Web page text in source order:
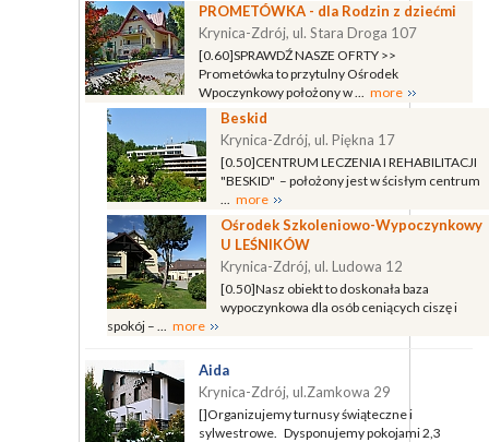
PROMETÓWKA - dla Rodzin z dziećmi
Krynica-Zdrój, ul. Stara Droga 107
[0.60]SPRAWDŹ NASZE OFRTY >>
Prometówka to przytulny Ośrodek
Wpoczynkowy położony w ...
more
Beskid
Krynica-Zdrój, ul. Piękna 17
[0.50]CENTRUM LECZENIA I REHABILITACJI
"BESKID" – położony jest w ścisłym centrum
more
Ośrodek Szkoleniowo-Wypoczynkowy
U LEŚNIKÓW
Krynica-Zdrój, ul. Ludowa 12
[0.50]Nasz obiekt to doskonała baza
wypoczynkowa dla osób ceniących ciszę i
spokój – ...
more
Aida
Krynica-Zdrój, ul.Zamkowa 29
[]Organizujemy turnusy świąteczne i
sylwestrowe. Dysponujemy pokojami 2,3